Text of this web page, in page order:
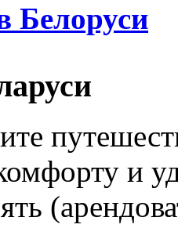
Белоруси
и